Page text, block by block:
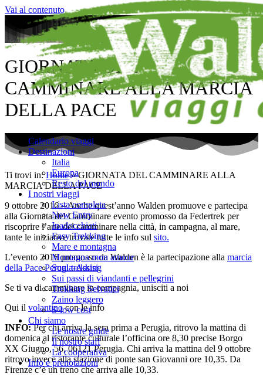
Vai al contenuto
Calendario viaggi
Destinazioni
Italia
Europa
Resto del mondo
I nostri viaggi
Lista completa
New Entry
Inadocchiati
Easy Trekking
Mare e montagna
Montagna mon amour
Soul trekking
Sui passi di viandanti e pellegrini
Trekking Selvatici
Zaino leggero
S-low cost
Chi siamo
Le nostre guide
Il nostro staff
La cooperativa
Info e prenotazioni
GIORNATA DEL
CAMMINARE ALLA MARCIA
DELLA PACE
Ti trovi in:Home»GIORNATA DEL CAMMINARE ALLA
MARCIA DELLA PACE
9 ottobre 2016 – Anche quest’anno Walden promuove e partecipa
alla Giornata del Camminare evento promosso da Federtrek per
riscoprire l’arte del camminare nella città, in campagna, al mare,
tante le iniziative trovate tutte le info sul sito.
L’evento 2016 promosso da Walden è la partecipazione alla marcia
della Pace Perugia-Assisi.
Se ti va di camminare in compagnia, unisciti a noi
Qui il volantinocon le info
INFO:Per chi arriva la sera prima a Perugia, ritrovo la mattina di
domenica al ristorante culturale l’officina ore 8,30 precise Borgo
XX Giugno, 56, 06121 Perugia. Chi arriva la mattina del 9 ottobre
ritrovo invece alla stazione di ponte san Giovanni ore 10,35. Da
Firenze c’è un treno che arriva alle 10,33.